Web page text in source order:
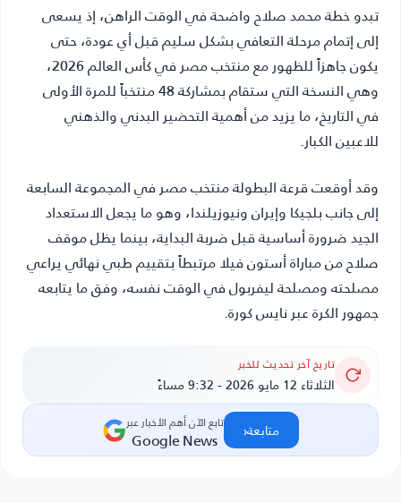
تبدو خطة محمد صلاح واضحة في الوقت الراهن، إذ يسعى
إلى إتمام مرحلة التعافي بشكل سليم قبل أي عودة، حتى
يكون جاهزاً للظهور مع منتخب مصر في كأس العالم 2026،
وهي النسخة التي ستقام بمشاركة 48 منتخباً للمرة الأولى
في التاريخ، ما يزيد من أهمية التحضير البدني والذهني
للاعبين الكبار.
وقد أوقعت قرعة البطولة منتخب مصر في المجموعة السابعة
إلى جانب بلجيكا وإيران ونيوزيلندا، وهو ما يجعل الاستعداد
الجيد ضرورة أساسية قبل ضربة البداية، بينما يظل موقف
صلاح من مباراة أستون فيلا مرتبطاً بتقييم طبي نهائي يراعي
مصلحته ومصلحة ليفربول في الوقت نفسه، وفق ما يتابعه
جمهور الكرة عبر نايس كورة.
تاريخ آخر تحديث للخبر
الثلاثاء 12 مايو 2026 - 9:32 مساءً
تابع الآن أهم الأخبار عبر
Google News متابعة‹